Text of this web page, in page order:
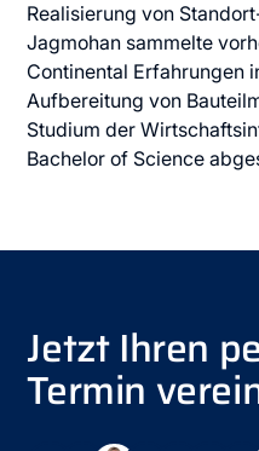
Realisierung von
Jagmohan sammelte
Continental Erfahrungen
Aufbereitung von
Studium der
Bachelor of Science
Jetzt Ihren
Termin